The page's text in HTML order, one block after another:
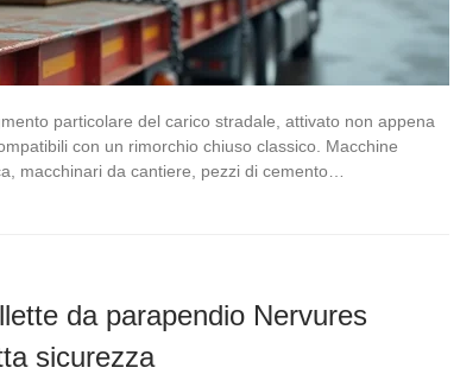
particolare del carico stradale, attivato non appena
con un rimorchio chiuso classico. Macchine
macchinari da cantiere, pezzi di cemento…
da parapendio Nervures
sicurezza